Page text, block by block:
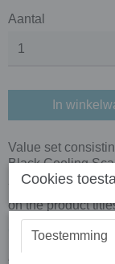
Aantal
In
Value set
Black Cooling
You can find
on the product
Cooling Scarf
Lees voor het
Cookies
Toestemming